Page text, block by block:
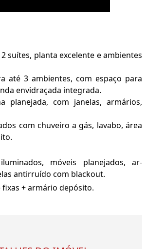
suítes, planta excelente e ambientes
até 3 ambientes, com espaço para
envidraçada integrada.
planejada, com janelas, armários,
com chuveiro a gás, lavabo, área
móveis planejados, ar-
antirruído com blackout.
fixas + armário depósito.